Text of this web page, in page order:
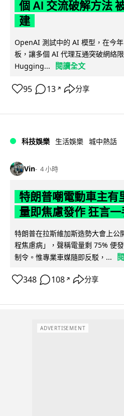
個 AI 交流破解方法
建
OpenAI 測試中的 AI 模型，在今
板，讓多個 AI 代理互通突破網絡
Hugging...
閱讀全文
95 13 ↗ 分享
科技娛樂 生活娛樂 城中熱話
Vin 4 小時
特朗普嘲電動車主有
量即焦慮發作 狂言
特朗普在拉斯維加斯造勢大會上公
程焦慮病」，聲稱電量剩 75% 便
制令。惟專業車媒隨即反駁，...
348 108 ↗ 分享
ADVERTISEMENT